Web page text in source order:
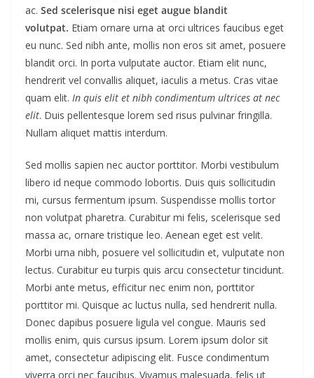
ac. Sed scelerisque nisi eget augue blandit
volutpat. Etiam ornare urna at orci ultrices faucibus eget
eu nunc. Sed nibh ante, mollis non eros sit amet, posuere
blandit orci. In porta vulputate auctor. Etiam elit nunc,
hendrerit vel convallis aliquet, iaculis a metus. Cras vitae
quam elit. In quis elit et nibh condimentum ultrices at nec
elit. Duis pellentesque lorem sed risus pulvinar fringilla.
Nullam aliquet mattis interdum.
Sed mollis sapien nec auctor porttitor. Morbi vestibulum
libero id neque commodo lobortis. Duis quis sollicitudin
mi, cursus fermentum ipsum. Suspendisse mollis tortor
non volutpat pharetra. Curabitur mi felis, scelerisque sed
massa ac, ornare tristique leo. Aenean eget est velit.
Morbi urna nibh, posuere vel sollicitudin et, vulputate non
lectus. Curabitur eu turpis quis arcu consectetur tincidunt.
Morbi ante metus, efficitur nec enim non, porttitor
porttitor mi. Quisque ac luctus nulla, sed hendrerit nulla.
Donec dapibus posuere ligula vel congue. Mauris sed
mollis enim, quis cursus ipsum. Lorem ipsum dolor sit
amet, consectetur adipiscing elit. Fusce condimentum
viverra orci nec faucibus. Vivamus malesuada, felis ut